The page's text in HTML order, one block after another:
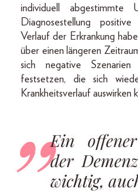
individuell abgestimmte
Diagnosestellung
Verlauf der Erkrankung
über einen längeren
sich negative
festsetzen, die sich
Krankheitsverlauf auswirken
Ein
der
wichtig,